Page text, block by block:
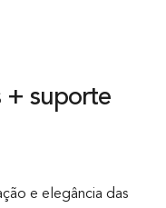
+ suporte
e elegância das